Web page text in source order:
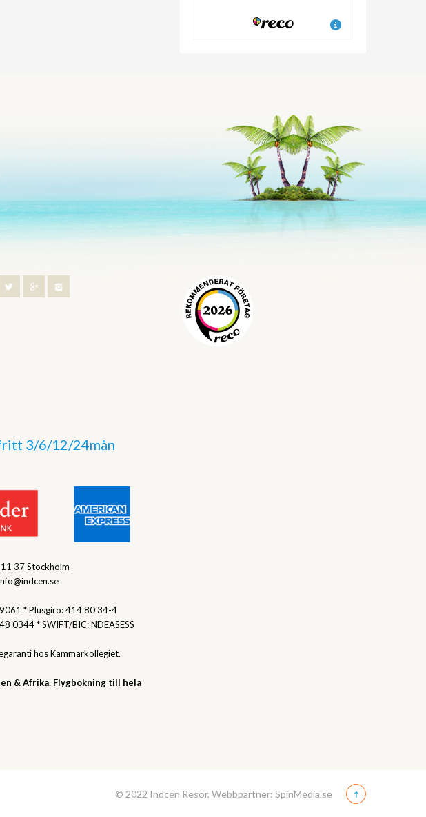
3/6/12/24mån
37 Stockholm
* Plusgiro: 414 80 34-4
0344 * SWIFT/BIC: NDEASESS
hos Kammarkollegiet.
& Afrika. Flygbokning till hela
© 2022 Indcen Resor, Webbpartner: SpinMedia.se